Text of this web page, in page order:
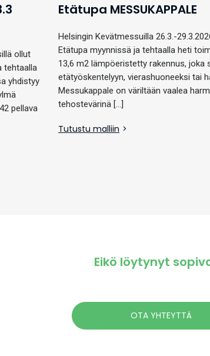
ollut
tehtaalla
yhdistyy
pellava
Etätupa MESSUKAPPALE
Helsingin Kevätmessuilla 26.3.-
Etätupa myynnissä ja tehtaalla heti
13,6 m2 lämpöeristetty rakennus, joka
etätyöskentelyyn, vierashuoneeksi tai
Messukappale on väriltään vaalea
tehostevärinä […]
Tutustu malliin
Eikö löytynyt
OTA YHTEYTTÄ